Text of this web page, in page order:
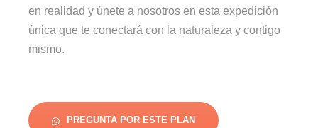
en realidad y únete a nosotros en esta expedición
única que te conectará con la naturaleza y contigo
mismo.
PREGUNTA POR ESTE PLAN